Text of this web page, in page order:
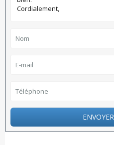
ENVOYER